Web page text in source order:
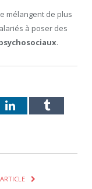
mélangent de plus
à poser des
.
LinkedInTumblr